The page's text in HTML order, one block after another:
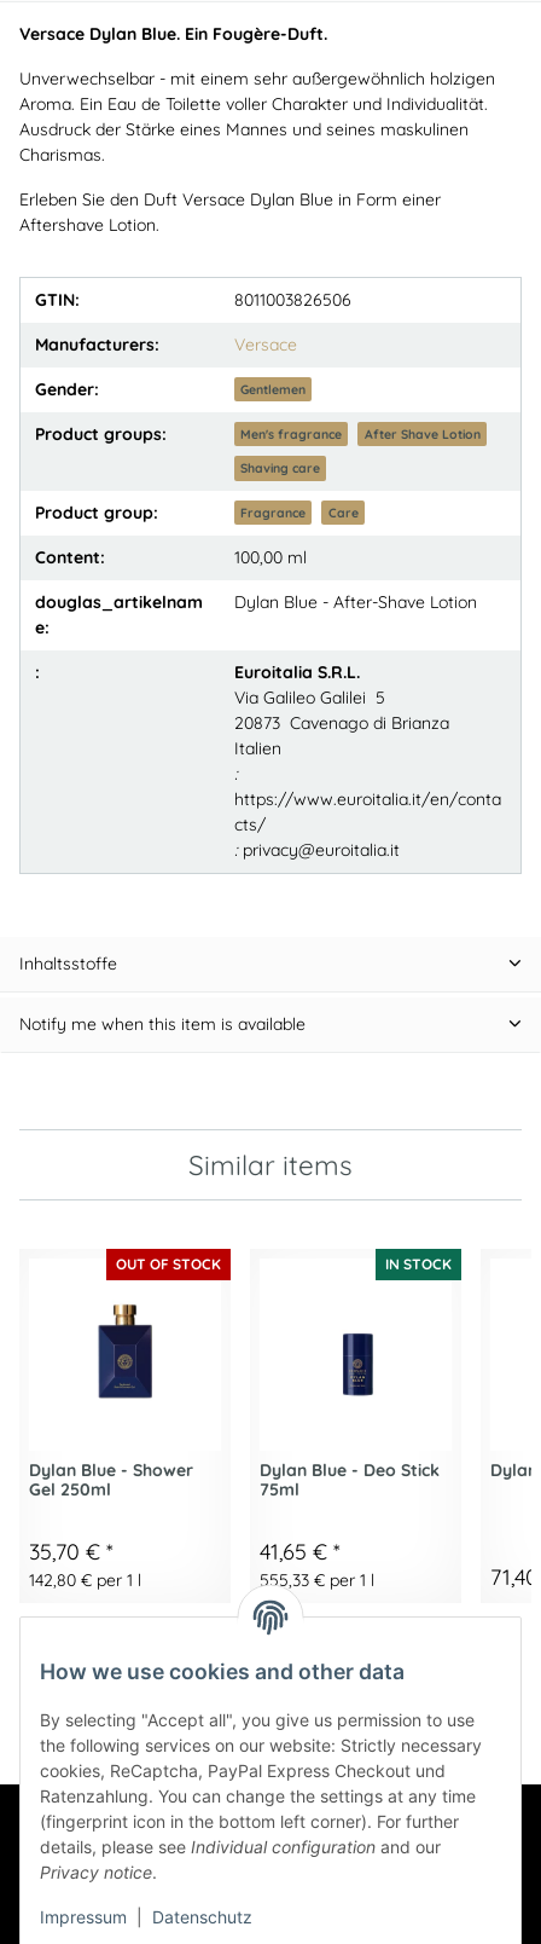
Versace Dylan Blue. Ein Fougère-Duft.
Unverwechselbar - mit einem sehr außergewöhnlich holzigen
Aroma. Ein Eau de Toilette voller Charakter und Individualität.
Ausdruck der Stärke eines Mannes und seines maskulinen
Charismas.
Erleben Sie den Duft Versace Dylan Blue in Form einer
Aftershave Lotion.
GTIN: 8011003826506
Manufacturers: Versace
Gender: Gentlemen
Product groups: Men's fragrance After Shave Lotion
Shaving care
Product group: Fragrance Care
Content: 100,00 ml
douglas_artikelnam
e:
Dylan Blue - After-Shave Lotion
:
Euroitalia S.R.L.
Via Galileo Galilei 5
20873 Cavenago di Brianza
Italien
:
https://www.euroitalia.it/en/conta
cts/
:privacy@euroitalia.it
Inhaltsstoffe
Notify me when this item is available
Similar items
OUT OF STOCK
Dylan Blue - Shower
Gel 250ml
35,70 € *
142,80 € per 1 l
IN STOCK
Dylan Blue - Deo Stick
75ml
41,65 € *
555,33 € per 1 l
Information
How we use cookies and other data
By selecting "Accept all", you give us permission to use
the following services on our website: Strictly necessary
cookies, ReCaptcha, PayPal Express Checkout und
Ratenzahlung. You can change the settings at any time
(fingerprint icon in the bottom left corner). For further
details, please see Individual configuration and our
Privacy notice.
Impressum Datenschutz